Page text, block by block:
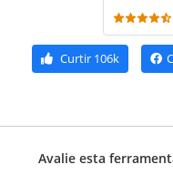
Curtir 106k
Avalie esta